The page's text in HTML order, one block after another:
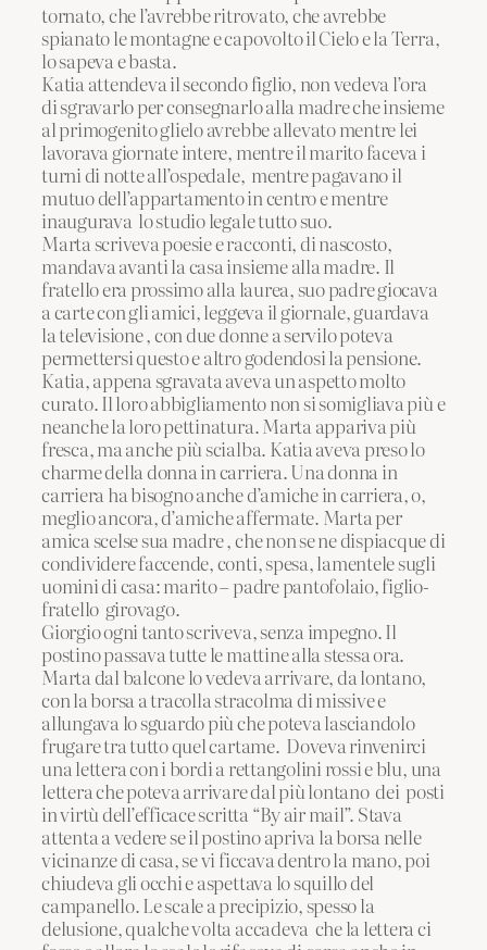
tornato, che l’avrebbe ritrovato, che avrebbe
spianato le montagne e capovolto il Cielo e la Terra,
lo sapeva e basta.
Katia attendeva il secondo figlio, non vedeva l’ora
di sgravarlo per consegnarlo alla madre che insieme
al primogenito glielo avrebbe allevato mentre lei
lavorava giornate intere, mentre il marito faceva i
turni di notte all’ospedale, mentre pagavano il
mutuo dell’appartamento in centro e mentre
inaugurava lo studio legale tutto suo.
Marta scriveva poesie e racconti, di nascosto,
mandava avanti la casa insieme alla madre. Il
fratello era prossimo alla laurea, suo padre giocava
a carte con gli amici, leggeva il giornale, guardava
la televisione , con due donne a servilo poteva
permettersi questo e altro godendosi la pensione.
Katia, appena sgravata aveva un aspetto molto
curato. Il loro abbigliamento non si somigliava più e
neanche la loro pettinatura. Marta appariva più
fresca, ma anche più scialba. Katia aveva preso lo
charme della donna in carriera. Una donna in
carriera ha bisogno anche d’amiche in carriera, o,
meglio ancora, d’amiche affermate. Marta per
amica scelse sua madre , che non se ne dispiacque di
condividere faccende, conti, spesa, lamentele sugli
uomini di casa: marito – padre pantofolaio, figlio-
fratello girovago.
Giorgio ogni tanto scriveva, senza impegno. Il
postino passava tutte le mattine alla stessa ora.
Marta dal balcone lo vedeva arrivare, da lontano,
con la borsa a tracolla stracolma di missive e
allungava lo sguardo più che poteva lasciandolo
frugare tra tutto quel cartame. Doveva rinvenirci
una lettera con i bordi a rettangolini rossi e blu, una
lettera che poteva arrivare dal più lontano dei posti
in virtù dell’efficace scritta “By air mail”. Stava
attenta a vedere se il postino apriva la borsa nelle
vicinanze di casa, se vi ficcava dentro la mano, poi
chiudeva gli occhi e aspettava lo squillo del
campanello. Le scale a precipizio, spesso la
delusione, qualche volta accadeva che la lettera ci